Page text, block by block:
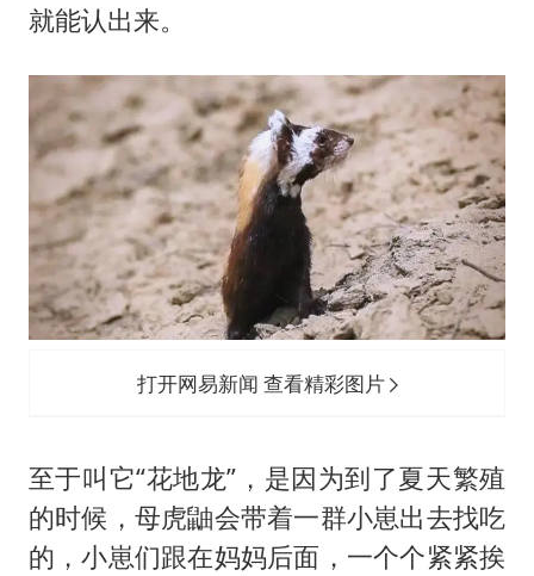
就能认出来。
打开网易新闻 查看精彩图片
至于叫它“花地龙”，是因为到了夏天繁殖
的时候，母虎鼬会带着一群小崽出去找吃
的，小崽们跟在妈妈后面，一个个紧紧挨